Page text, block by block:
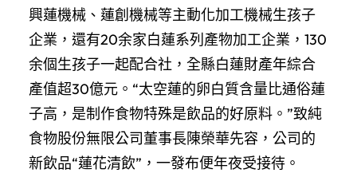
興蓮機械、蓮創機械等主動化加工機械生孩子
企業，還有20余家白蓮系列產物加工企業，130
余個生孩子一起配合社，全縣白蓮財產年綜合
產值超30億元。“太空蓮的卵白質含量比通俗蓮
子高，是制作食物特殊是飲品的好原料。”致純
食物股份無限公司董事長陳榮華先容，公司的
新飲品“蓮花清飲”，一發布便年夜受接待。